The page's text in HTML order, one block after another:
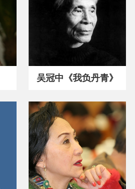
吴冠中《我负丹青》